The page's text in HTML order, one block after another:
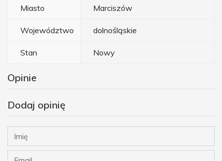
Miasto Marciszów
Województwo dolnośląskie
Stan Nowy
Opinie
Dodaj opinię